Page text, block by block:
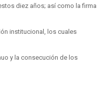
diez años; así como la firma
institucional, los cuales
y la consecución de los